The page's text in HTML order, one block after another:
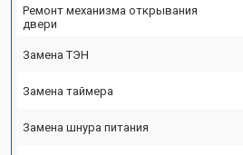
Ремонт механизма открывания
двери
Замена ТЭН
Замена таймера
Замена шнура питания